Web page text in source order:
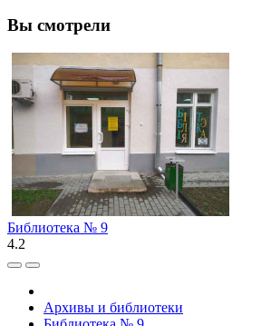
Вы смотрели
Библиотека № 9
4.2
Архивы и библиотеки